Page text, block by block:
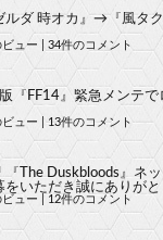
ルダ 時オカ』→『風タ
ビュー 34件のコメント
『FF14』緊急メンテ
ビュー |13件のコメント
『The Duskbloods』ネ
をいただき誠にありがと
ビュー 12件のコメント